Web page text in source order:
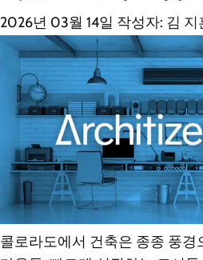
2026년 03월 14일 작성자: 김 지
콜로라도에서 건축은 종종 풍